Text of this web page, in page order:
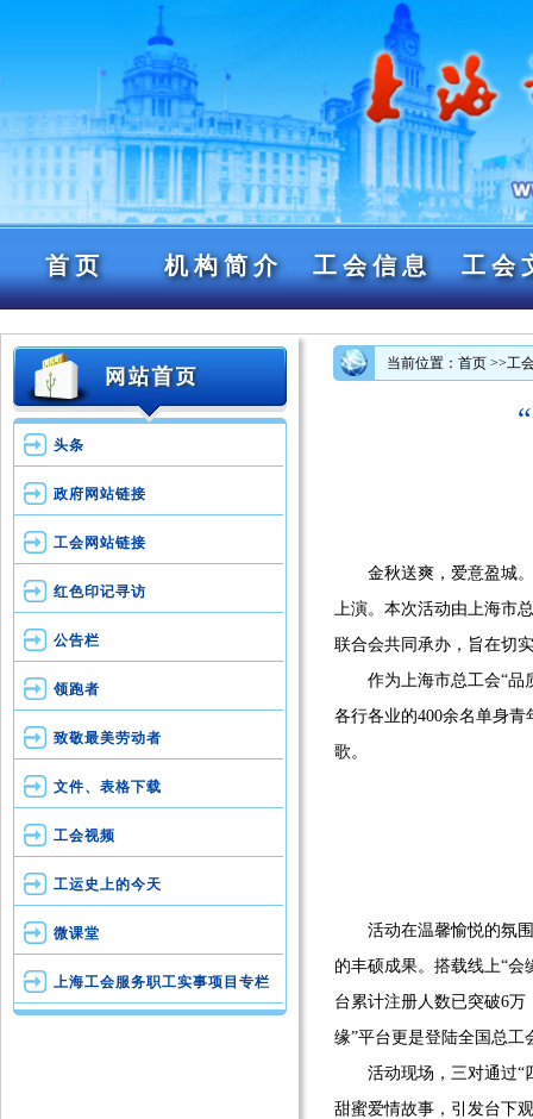
首页 机构简介 工会信息 工会
头条
政府网站链接
工会网站链接
红色印记寻访
公告栏
领跑者
致敬最美劳动者
文件、表格下载
工会视频
工运史上的今天
微课堂
上海工会服务职工实事项目专栏
当前位置：首页 >>工
金秋送爽，爱意盈城。
上演。本次活动由上海市
联合会共同承办，旨在切
作为上海市总工会“品质
各行各业的400余名单身
歌。
活动在温馨愉悦的氛围
的丰硕成果。搭载线上“会
台累计注册人数已突破6万
缘”平台更是登陆全国总工
活动现场，三对通过“四
甜蜜爱情故事，引发台下